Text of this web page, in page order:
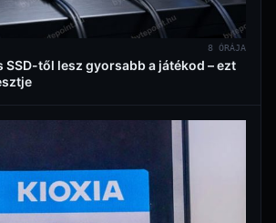
8 ÓRÁJA
SSD-től lesz gyorsabb a játékod – ezt